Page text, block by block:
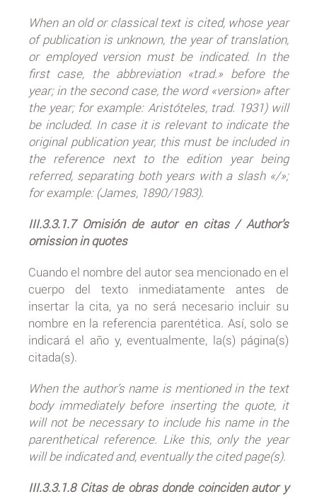
When an old or classical text is cited, whose year
of publication is unknown, the year of translation,
or employed version must be indicated. In the
first case, the abbreviation «trad.» before the
year; in the second case, the word «version» after
the year; for example: Aristóteles, trad. 1931) will
be included. In case it is relevant to indicate the
original publication year, this must be included in
the reference next to the edition year being
referred, separating both years with a slash «/»;
for example: (James, 1890/1983).
III.3.3.1.7 Omisión de autor en citas / Author’s
omission in quotes
Cuando el nombre del autor sea mencionado en el
cuerpo del texto inmediatamente antes de
insertar la cita, ya no será necesario incluir su
nombre en la referencia parentética. Así, solo se
indicará el año y, eventualmente, la(s) página(s)
citada(s).
When the author’s name is mentioned in the text
body immediately before inserting the quote, it
will not be necessary to include his name in the
parenthetical reference. Like this, only the year
will be indicated and, eventually the cited page(s).
III.3.3.1.8 Citas de obras donde coinciden autor y